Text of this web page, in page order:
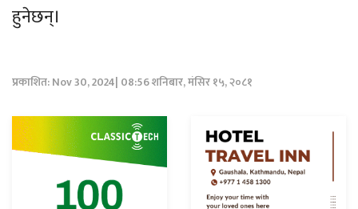
हुनेछन्।
प्रकाशित: Nov 30, 2024| 08:56 शनिबार, मंसिर १५, २०८१